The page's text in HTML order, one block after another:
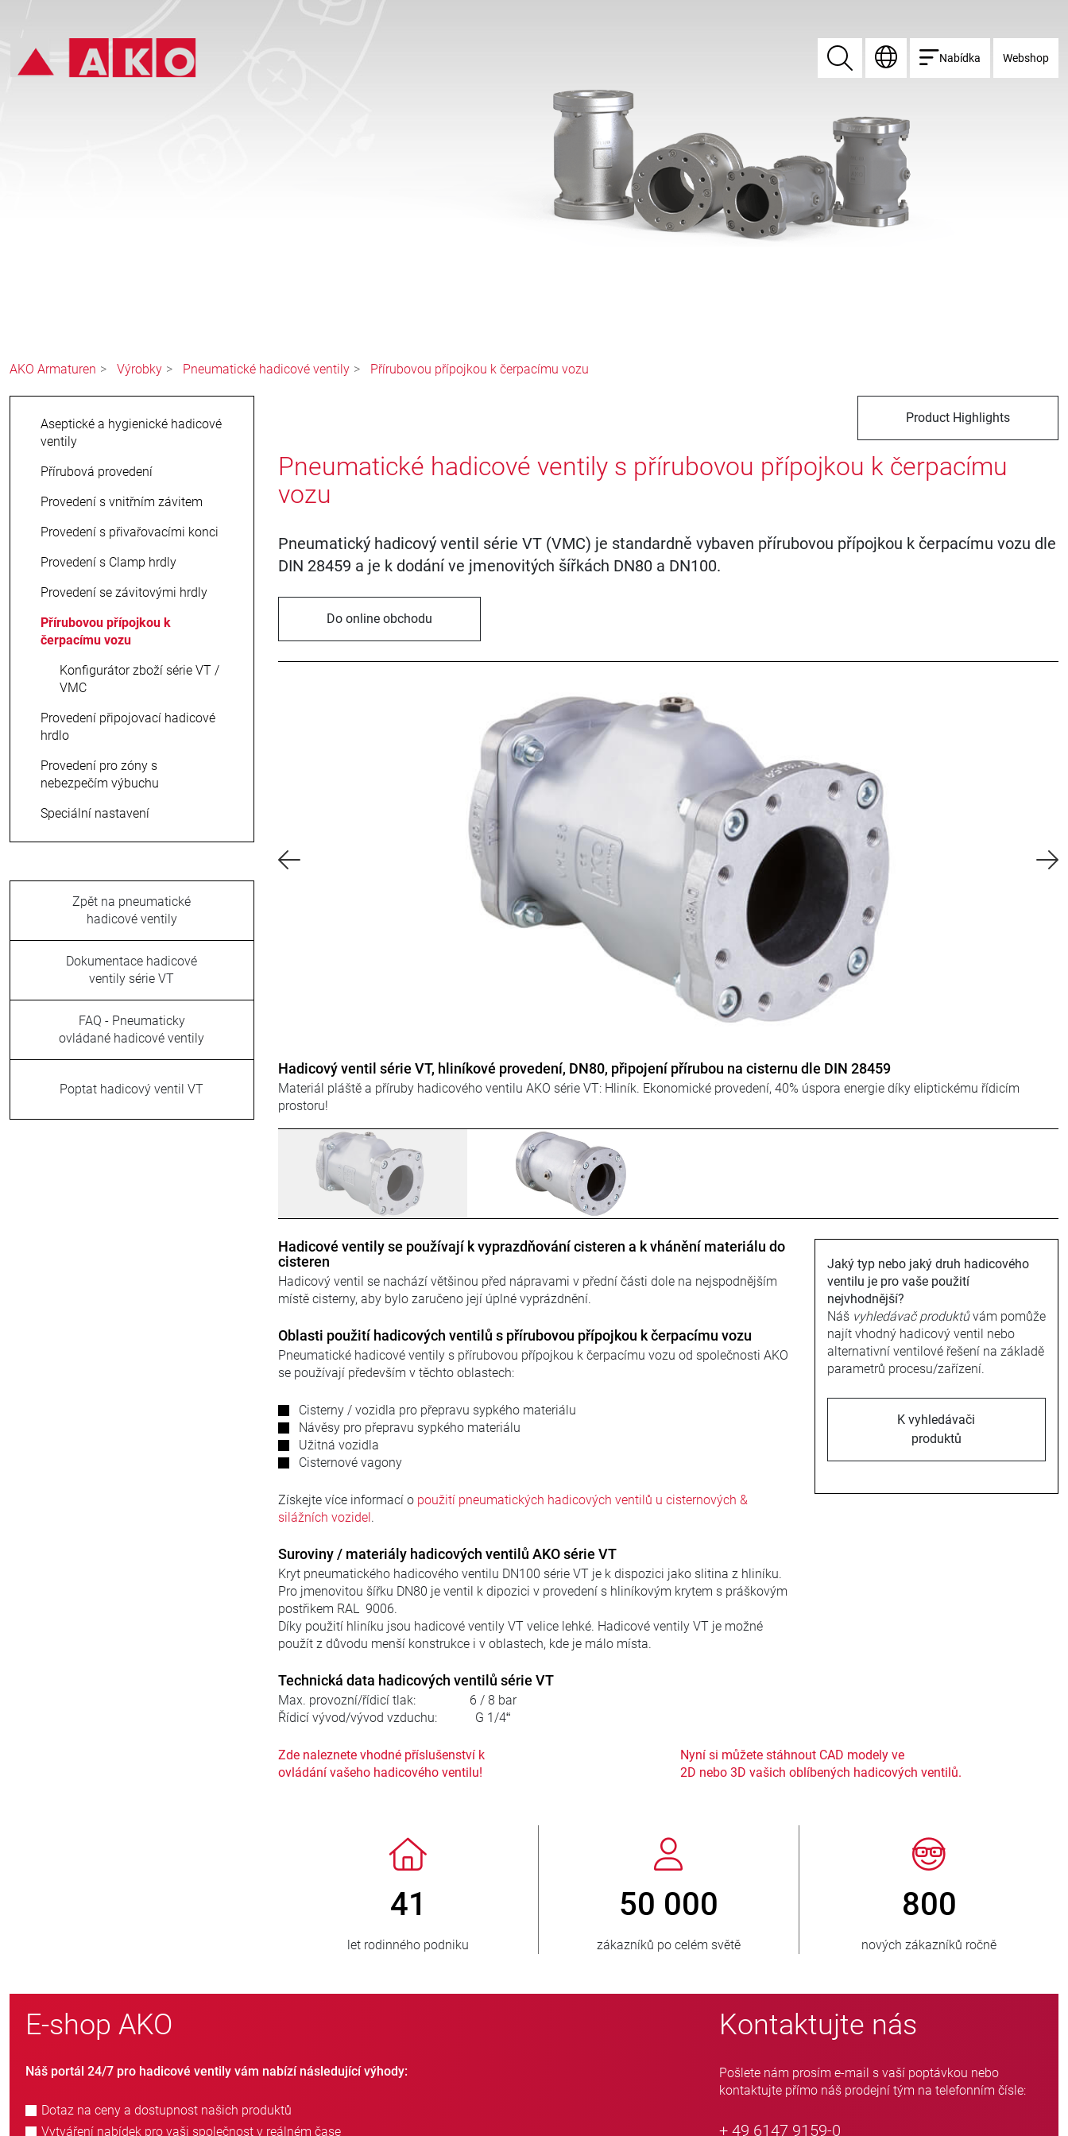
Vyhledat
Vyhledat Nabídka Webshop
AKO Armaturen Výrobky Pneumatické hadicové ventily Přírubovou přípojkou k čerpacímu vozu
Aseptické a hygienické hadicové
ventily
Přírubová provedení
Provedení s vnitřním závitem
Provedení s přivařovacími konci
Provedení s Clamp hrdly
Provedení se závitovými hrdly
Přírubovou přípojkou k
čerpacímu vozu
Konfigurátor zboží série VT /
VMC
Provedení připojovací hadicové
hrdlo
Provedení pro zóny s
nebezpečím výbuchu
Speciální nastavení
Zpět na pneumatické
hadicové ventily
Dokumentace hadicové
ventily série VT
FAQ - Pneumaticky
ovládané hadicové ventily
Poptat hadicový ventil VT
Product Highlights
Pneumatické hadicové ventily s přírubovou přípojkou k čerpacímu
vozu
Pneumatický hadicový ventil série VT (VMC) je standardně vybaven přírubovou přípojkou k čerpacímu vozu dle
DIN 28459 a je k dodání ve jmenovitých šířkách DN80 a DN100.
Do online obchodu
Hadicový ventil série VT (VMC), hliníkové provedení, DN100, připojení přírubou na cisternu dle DIN 28459
Materiál pláště a příruby hadicového ventilu AKO série VT: Hliník. Ekonomické provedení, 40% úspora energie díky eliptickému řídicím
prostoru!
Hadicové ventily se používají k vyprazdňování cisteren a k vhánění materiálu do
cisteren
Hadicový ventil se nachází většinou před nápravami v přední části dole na nejspodnějším
místě cisterny, aby bylo zaručeno její úplné vyprázdnění.
Oblasti použití hadicových ventilů s přírubovou přípojkou k čerpacímu vozu
Pneumatické hadicové ventily s přírubovou přípojkou k čerpacímu vozu od společnosti AKO
se používají především v těchto oblastech:
Cisterny / vozidla pro přepravu sypkého materiálu
Návěsy pro přepravu sypkého materiálu
Užitná vozidla
Cisternové vagony
Získejte více informací o použití pneumatických hadicových ventilů u cisternových &
silážních vozidel .
Suroviny / materiály hadicových ventilů AKO série VT
Kryt pneumatického hadicového ventilu DN100 série VT je k dispozici jako slitina z hliníku.
Pro jmenovitou šířku DN80 je ventil k dipozici v provedení s hliníkovým krytem s práškovým
postřikem RAL 9006.
Díky použití hliníku jsou hadicové ventily VT velice lehké. Hadicové ventily VT je možné
použít z důvodu menší konstrukce i v oblastech, kde je málo místa.
Jaký typ nebo jaký druh hadicového
ventilu je pro vaše použití
nejvhodnější?
Náš vyhledávač produktůvám pomůže
najít vhodný hadicový ventil nebo
alternativní ventilové řešení na základě
parametrů procesu/zařízení.
K vyhledávači
produktů
Technická data hadicových ventilů série VT
Max. provozní/řídicí tlak: 6 / 8 bar
Řídicí vývod/vývod vzduchu: G 1/4“
Zde naleznete vhodné příslušenství k
ovládání vašeho hadicového ventilu!
Nyní si můžete stáhnout CAD modely ve
2D nebo 3D vašich oblíbených hadicových ventilů.
> 3 500 000
prodaných jednotek
150
zásobovaných zemí
> 15 000
variant hadicových ventilů
E-shop AKO
Náš portál 24/7 pro hadicové ventily vám nabízí následující výhody:
Dotaz na ceny a dostupnost našich produktů
Vytváření nabídek pro vaši společnost v reálném čase
Kontaktujte nás
Pošlete nám prosím e-mail s vaší poptávkou nebo
kontaktujte přímo náš prodejní tým na telefonním čísle:
+ 49 6147 9159-0